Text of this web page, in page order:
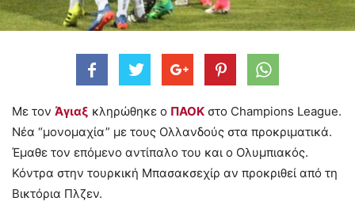
Με τον Άγιαξ κληρώθηκε ο ΠΑΟΚ στο Champions League.
Νέα “μονομαχία” με τους Ολλανδούς στα προκριματικά.
Έμαθε τον επόμενο αντίπαλο του και ο Ολυμπιακός.
Κόντρα στην τουρκική Μπασακσεχίρ αν προκριθεί από τη
Βικτόρια Πλζεν.